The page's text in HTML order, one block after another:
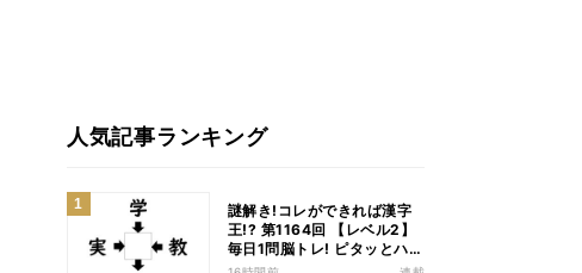
人気記事ランキング
謎解き!コレができれば漢字
王!? 第1164回 【レベル2】
毎日1問脳トレ! ピタッとハマ
る漢字はどれだ?